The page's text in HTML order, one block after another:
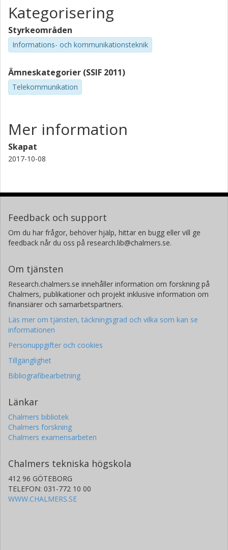
Kategorisering
Styrkeområden
Informations- och kommunikationsteknik
Ämneskategorier (SSIF 2011)
Telekommunikation
Mer information
Skapat
2017-10-08
Feedback och support
Om du har frågor, behöver hjälp, hittar en bugg eller vill ge
feedback når du oss på research.lib@chalmers.se.
Om tjänsten
Research.chalmers.se innehåller information om forskning på
Chalmers, publikationer och projekt inklusive information om
finansiärer och samarbetspartners.
Läs mer om tjänsten, täckningsgrad och vilka som kan se
informationen
Personuppgifter och cookies
Tillgänglighet
Bibliografibearbetning
Länkar
Chalmers bibliotek
Chalmers forskning
Chalmers examensarbeten
Chalmers tekniska högskola
412 96 GÖTEBORG
TELEFON: 031-772 10 00
WWW.CHALMERS.SE